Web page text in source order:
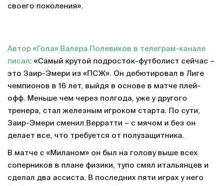
своего поколения».
Автор «Гола» Валера Полевиков в телеграм-канале
писал: «Самый крутой подросток-футболист сейчас –
это Заир-Эмери из «ПСЖ». Он дебютировал в Лиге
чемпионов в 16 лет, выйдя в основе в матче плей-
офф. Меньше чем через полгода, уже у другого
тренера, стал железным игроком старта. По сути,
Заир-Эмери сменил Верратти – с мячом и без он
делает все, что требуется от полузащитника.
В матче с «Миланом» он был на голову выше всех
соперников в плане физики, тупо смял итальянцев и
сделал два ассиста. В последних пяти играх у него